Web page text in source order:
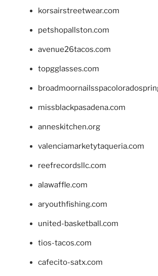
korsairstreetwear.com
petshopallston.com
avenue26tacos.com
topgglasses.com
missblackpasadena.com
anneskitchen.org
valenciamarketytaqueria.com
reefrecordsllc.com
alawaffle.com
aryouthfishing.com
united-basketball.com
tios-tacos.com
cafecito-satx.com